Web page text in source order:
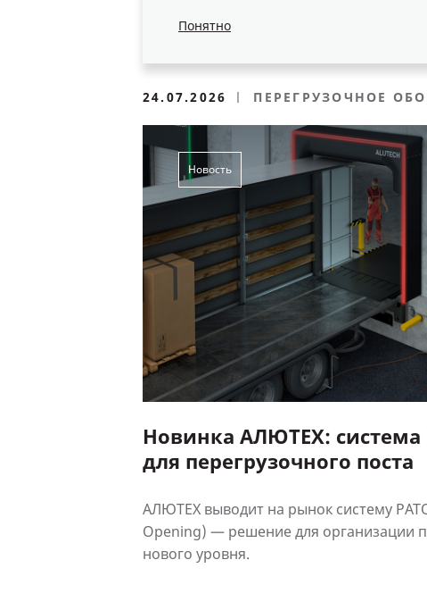
Понятно
24.07.2026 ПЕРЕГРУЗОЧНОЕ
Новость
Новинка АЛЮТЕХ: система
для перегрузочного поста
АЛЮТЕХ выводит на рынок систему
Opening) — решение для организации
нового уровня.